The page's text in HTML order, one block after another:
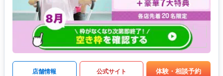
店舗情報 公式サイト 体験・相談予約